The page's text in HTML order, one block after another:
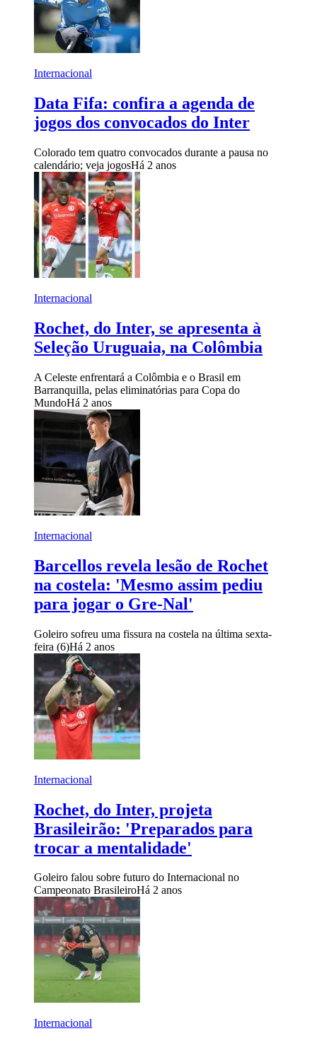
Internacional
Data Fifa: confira a agenda de
jogos dos convocados do Inter
Colorado tem quatro convocados durante a pausa no
calendário; veja jogosHá 2 anos
Internacional
Rochet, do Inter, se apresenta à
Seleção Uruguaia, na Colômbia
A Celeste enfrentará a Colômbia e o Brasil em
Barranquilla, pelas eliminatórias para Copa do
MundoHá 2 anos
Internacional
Barcellos revela lesão de Rochet
na costela: 'Mesmo assim pediu
para jogar o Gre-Nal'
Goleiro sofreu uma fissura na costela na última sexta-
feira (6)Há 2 anos
Internacional
Rochet, do Inter, projeta
Brasileirão: 'Preparados para
trocar a mentalidade'
Goleiro falou sobre futuro do Internacional no
Campeonato BrasileiroHá 2 anos
Internacional